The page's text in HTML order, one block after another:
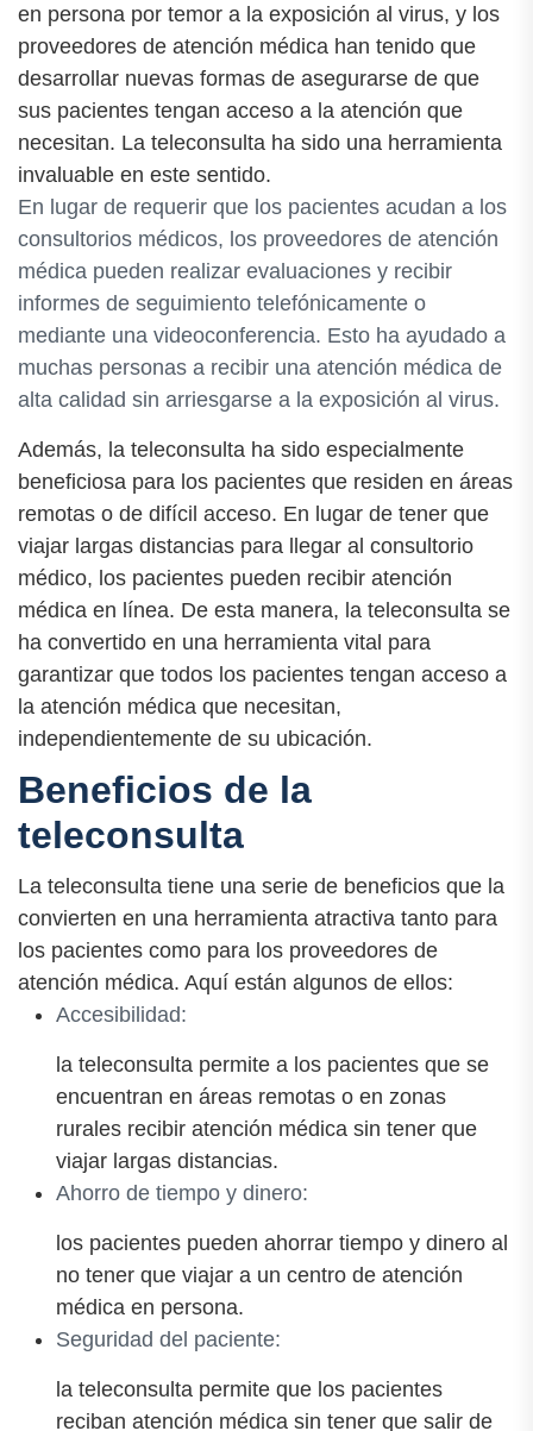
en persona por temor a la exposición al virus, y los
proveedores de atención médica han tenido que
desarrollar nuevas formas de asegurarse de que
sus pacientes tengan acceso a la atención que
necesitan. La teleconsulta ha sido una herramienta
invaluable en este sentido.
En lugar de requerir que los pacientes acudan a los
consultorios médicos, los proveedores de atención
médica pueden realizar evaluaciones y recibir
informes de seguimiento telefónicamente o
mediante una videoconferencia. Esto ha ayudado a
muchas personas a recibir una atención médica de
alta calidad sin arriesgarse a la exposición al virus.
Además, la teleconsulta ha sido especialmente
beneficiosa para los pacientes que residen en áreas
remotas o de difícil acceso. En lugar de tener que
viajar largas distancias para llegar al consultorio
médico, los pacientes pueden recibir atención
médica en línea. De esta manera, la teleconsulta se
ha convertido en una herramienta vital para
garantizar que todos los pacientes tengan acceso a
la atención médica que necesitan,
independientemente de su ubicación.
Beneficios de la
teleconsulta
La teleconsulta tiene una serie de beneficios que la
convierten en una herramienta atractiva tanto para
los pacientes como para los proveedores de
atención médica. Aquí están algunos de ellos:
Accesibilidad:
la teleconsulta permite a los pacientes que se
encuentran en áreas remotas o en zonas
rurales recibir atención médica sin tener que
viajar largas distancias.
Ahorro de tiempo y dinero:
los pacientes pueden ahorrar tiempo y dinero al
no tener que viajar a un centro de atención
médica en persona.
Seguridad del paciente:
la teleconsulta permite que los pacientes
reciban atención médica sin tener que salir de